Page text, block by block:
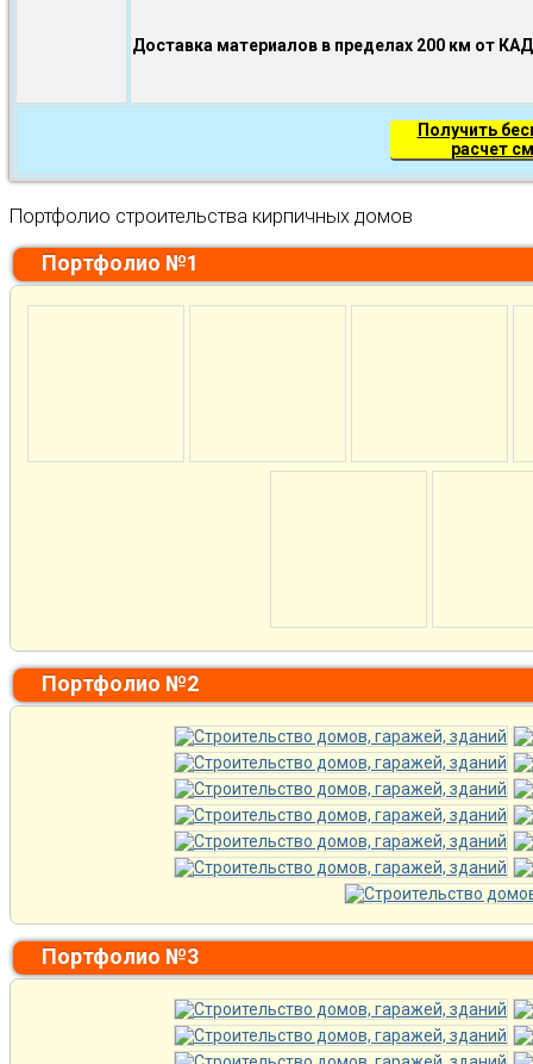
Доставка материалов в пределах 200 км от
Получить
расчет
Портфолио строительства кирпичных домов
Портфолио №1
Портфолио №2
Портфолио №3